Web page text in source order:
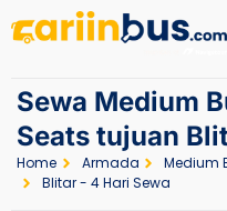
Sewa Medium
Seats tujuan
Home Armada
Medium
Blitar - 4 Hari Sewa